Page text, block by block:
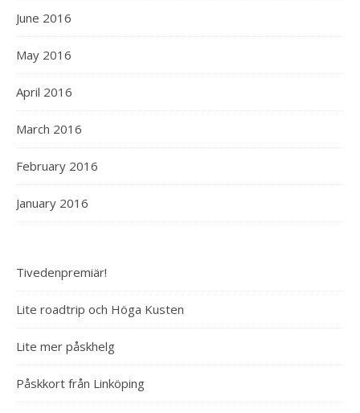
June 2016
May 2016
April 2016
March 2016
February 2016
January 2016
Tivedenpremiär!
Lite roadtrip och Höga Kusten
Lite mer påskhelg
Påskkort från Linköping